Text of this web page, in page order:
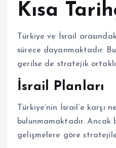
Kısa
Türkiye ve İsrail
sürece dayanmaktadır.
gerilse de stratejik
İsrail Planları
Türkiye’nin İsrail’e karşı
bulunmamaktadır.
gelişmelere göre